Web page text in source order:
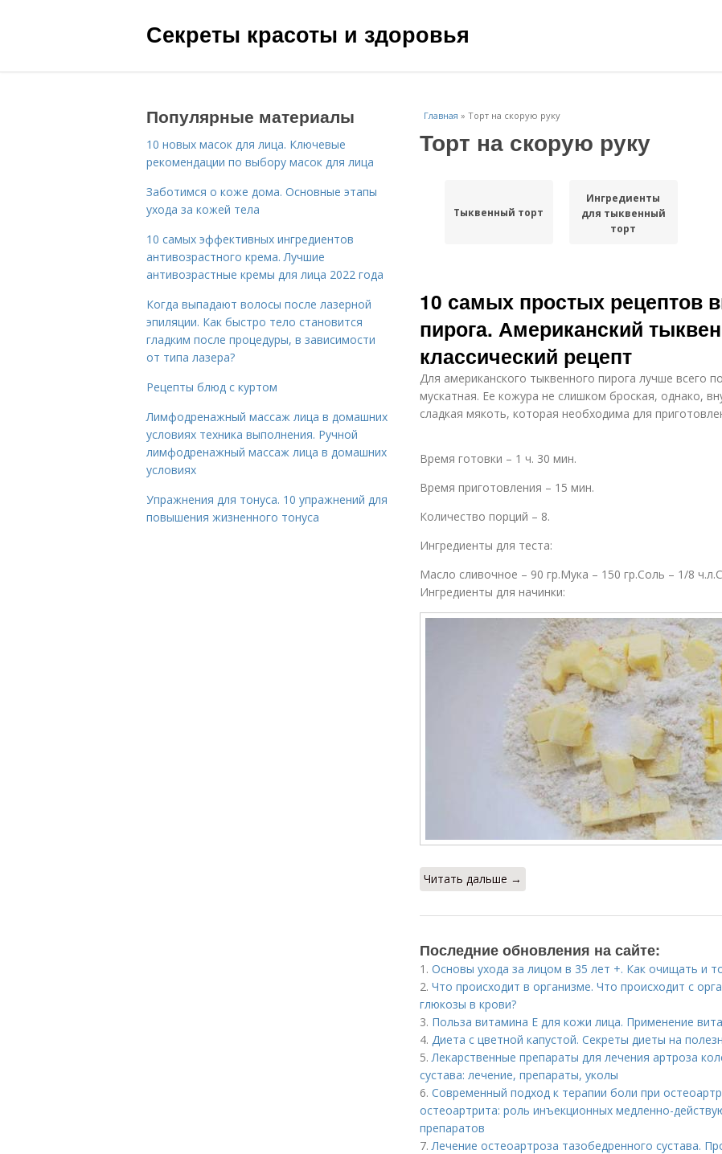
Секреты красоты и здоровья
Главная » Торт на скорую руку
Торт на скорую руку
Тыквенный торт
Ингредиенты
для тыквенный
торт
10 самых простых рецептов
пирога. Американский
классический рецепт
Для американского тыквенного пирога лучше всего
мускатная. Ее кожура не слишком броская, однако,
сладкая мякоть, которая необходима для
Время готовки – 1 ч. 30 мин.
Время приготовления – 15 мин.
Количество порций – 8.
Ингредиенты для теста:
Масло сливочное – 90 гр.Мука – 150 гр.Соль – 1/8
Ингредиенты для начинки:
Читать дальше →
Последние обновления на сайте:
1. Основы ухода за лицом в 35 лет +. Как очищать и
2. Что происходит в организме. Что происходит с
глюкозы в крови?
3. Польза витамина Е для кожи лица. Применение
4. Диета с цветной капустой. Секреты диеты на
5.Лекарственные препараты для лечения артроза
сустава: лечение, препараты, уколы
6. Современный подход к терапии боли при
остеоартрита: роль инъекционных медленно-
препаратов
7.Лечение остеоартроза тазобедренного сустава.
Популярные материалы
10 новых масок для лица. Ключевые
рекомендации по выбору масок для лица
Заботимся о коже дома. Основные этапы
ухода за кожей тела
10 самых эффективных ингредиентов
антивозрастного крема. Лучшие
антивозрастные кремы для лица 2022 года
Когда выпадают волосы после лазерной
эпиляции. Как быстро тело становится
гладким после процедуры, в зависимости
от типа лазера?
Рецепты блюд с куртом
Лимфодренажный массаж лица в домашних
условиях техника выполнения. Ручной
лимфодренажный массаж лица в домашних
условиях
Упражнения для тонуса. 10 упражнений для
повышения жизненного тонуса